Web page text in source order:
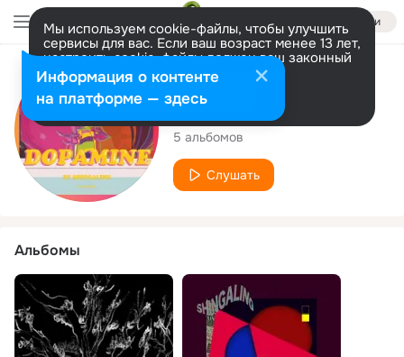
Войти
Мы используем cookie-файлы, чтобы улучшить
сервисы для вас. Если ваш возраст менее 13 лет,
настроить cookie-файлы должен ваш законный
представитель. Больше информации
Разрешить все Настроить
Исполнитель
Shingaling
5 альбомов
Слушать
Альбомы
Информация о контенте
на платформе — здесь